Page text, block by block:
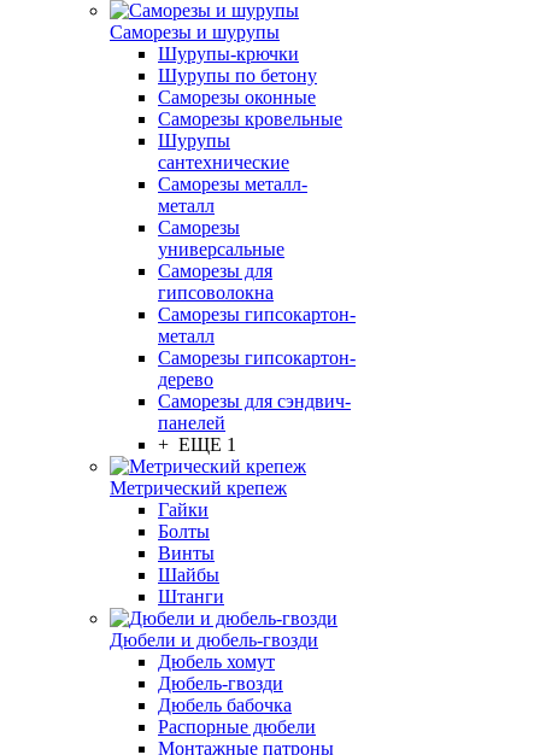
Саморезы и шурупы
Шурупы-крючки
Шурупы по бетону
Саморезы оконные
Саморезы кровельные
Шурупы
сантехнические
Саморезы металл-
металл
Саморезы
универсальные
Саморезы для
гипсоволокна
Саморезы гипсокартон-
металл
Саморезы гипсокартон-
дерево
Саморезы для сэндвич-
панелей
+ ЕЩЕ 1
Метрический крепеж
Гайки
Болты
Винты
Шайбы
Штанги
Дюбели и дюбель-гвозди
Дюбель хомут
Дюбель-гвозди
Дюбель бабочка
Распорные дюбели
Монтажные патроны